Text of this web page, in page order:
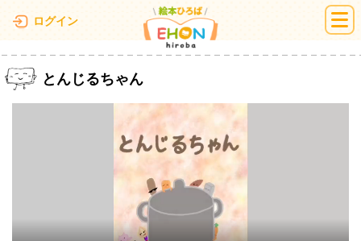
ログイン 絵本ひろば
とんじるちゃん